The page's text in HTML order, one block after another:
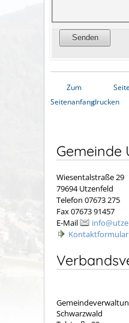
Zum
Seitenanfangdrucken
Gemeinde
Wiesentalstraße 29
79694 Utzenfeld
Telefon 07673 275
Fax 07673 91457
E-Mail
Kontaktformular
Schwarzwald